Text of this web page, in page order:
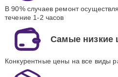
В 90% случаев ремонт
течение 1-2 часов
Самые низкие
Конкурентные цены на все виды